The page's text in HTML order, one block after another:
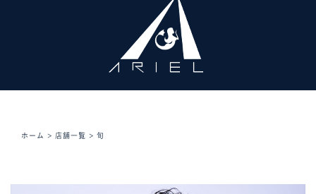
ホーム > 店舗一覧 > 旬